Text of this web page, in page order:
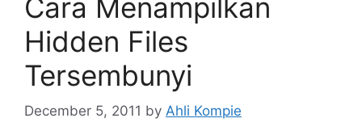
Cara Menampilkan
Hidden Files
Tersembunyi
December 5, 2011 by Ahli Kompie